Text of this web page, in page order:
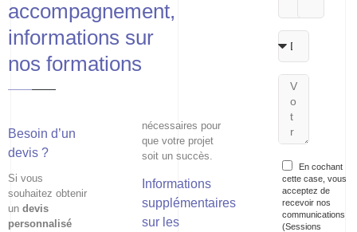
accompagnement,
informations sur
nos formations
Besoin d’un
devis ?
Si vous
souhaitez obtenir
un devis
personnalisé
nécessaires pour
que votre projet
soit un succès.
Informations
supplémentaires
sur les
En cochant
cette case, vous
acceptez de
recevoir nos
communications
(Sessions